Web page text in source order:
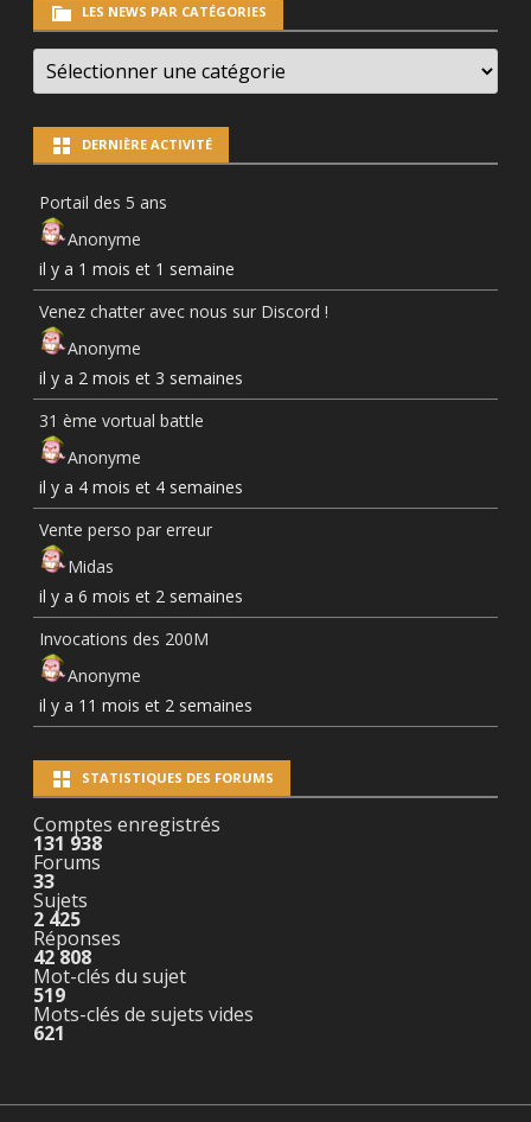
LES NEWS PAR CATÉGORIES
LES
NEWS
PAR
DERNIÈRE ACTIVITÉ
Portail des 5 ans
Anonyme
il y a 1 mois et 1 semaine
Venez chatter avec nous sur Discord !
Anonyme
il y a 2 mois et 3 semaines
31 ème vortual battle
Anonyme
il y a 4 mois et 4 semaines
Vente perso par erreur
Midas
il y a 6 mois et 2 semaines
Invocations des 200M
Anonyme
il y a 11 mois et 2 semaines
STATISTIQUES DES FORUMS
Comptes enregistrés
131 938
Forums
33
Sujets
2 425
Réponses
42 808
Mot-clés du sujet
519
Mots-clés de sujets vides
621